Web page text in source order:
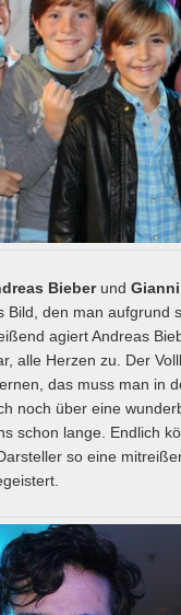
Bieberund
den man aufgrund
agiert Andreas
alle Herzen zu. Der
das muss man in
noch über eine
schon lange. Endlich
so eine